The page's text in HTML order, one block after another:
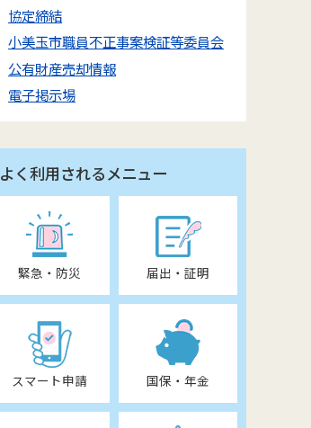
協定締結
小美玉市職員不正事案検証等委員会
公有財産売却情報
電子掲示場
よく利用されるメニュー
緊急・防災 届出・証明
スマート申請 国保・年金